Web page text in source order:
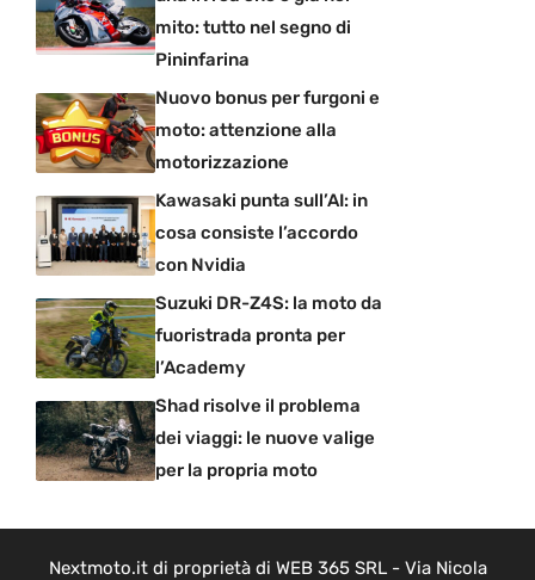
mito: tutto nel segno di
Pininfarina
Nuovo bonus per furgoni e
moto: attenzione alla
motorizzazione
Kawasaki punta sull’AI: in
cosa consiste l’accordo
con Nvidia
Suzuki DR-Z4S: la moto da
fuoristrada pronta per
l’Academy
Shad risolve il problema
dei viaggi: le nuove valige
per la propria moto
Nextmoto.it di proprietà di WEB 365 SRL - Via Nicola